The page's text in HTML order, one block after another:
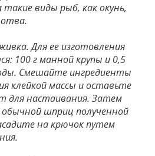
виды рыб, как окунь,
Для ее изготовления
100 г манной крупы и 0,5
Смешайте ингредиенты
клейкой массы и оставьте
для настаивания. Затем
шприц полученной
на крючок путем